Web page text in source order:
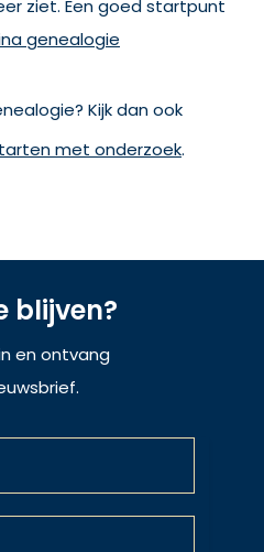
ziet. Een goed startpunt
genealogie
Kijk dan ook
met onderzoek.
blijven?
en ontvang